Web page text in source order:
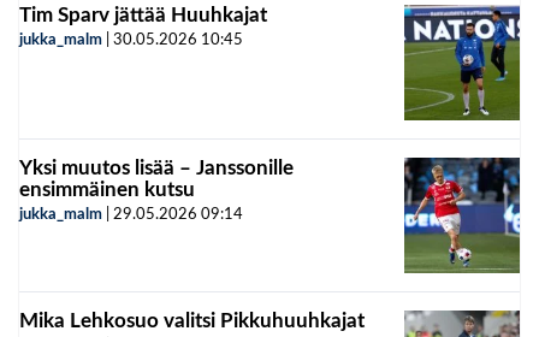
Tim Sparv jättää Huuhkajat
jukka_malm 30.05.2026 10:45
Yksi muutos lisää – Janssonille
ensimmäinen kutsu
jukka_malm 29.05.2026 09:14
Mika Lehkosuo valitsi Pikkuhuuhkajat